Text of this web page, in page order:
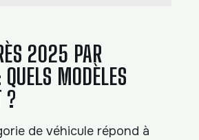
2025 PAR
MODÈLES
?
de véhicule répond à